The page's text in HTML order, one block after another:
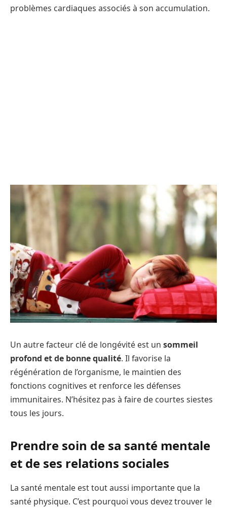
problèmes cardiaques associés à son accumulation.
Un autre facteur clé de longévité est un sommeil
profond et de bonne qualité. Il favorise la
régénération de l’organisme, le maintien des
fonctions cognitives et renforce les défenses
immunitaires. N’hésitez pas à faire de courtes siestes
tous les jours.
Prendre soin de sa santé mentale
et de ses relations sociales
La santé mentale est tout aussi importante que la
santé physique. C’est pourquoi vous devez trouver le